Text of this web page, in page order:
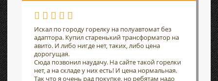
Искал по городу горелку на полуавтомат без
адаптора. Купил старенький трансформатор на
авито. И либо нигде нет, таких, либо цена
дорогущая.
Сюда позвонил наудачу. На сайте такой горелки
нет, а на складе у них есть! И цена нормальная.
Так что я очень рад покупке, но ребятам надо